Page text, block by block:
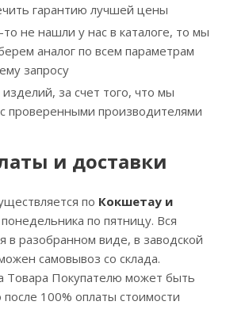
гарантию лучшей цены
не нашли у нас в каталоге, то мы
аналог по всем параметрам
запросу
за счет того, что мы
проверенными производителями
и доставки
по Кокшетау и
понедельника по пятницу. Вся
в разобранном виде, в заводской
самовывоз со склада.
Товара Покупателю может быть
100% оплаты стоимости